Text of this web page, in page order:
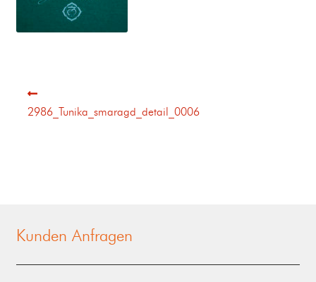
2986_Tunika_smaragd_detail_0006
Kunden Anfragen